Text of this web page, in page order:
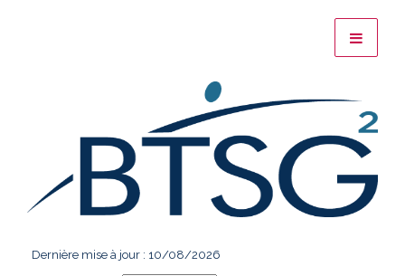
Dernière mise à jour : 10/08/2026